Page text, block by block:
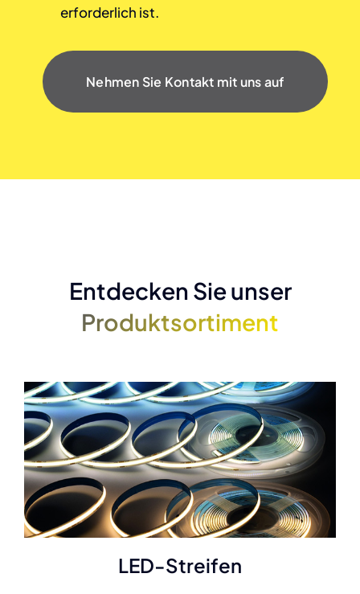
erforderlich ist.
Nehmen Sie Kontakt mit uns auf
Entdecken Sie unser
Produktsortiment
LED-Streifen